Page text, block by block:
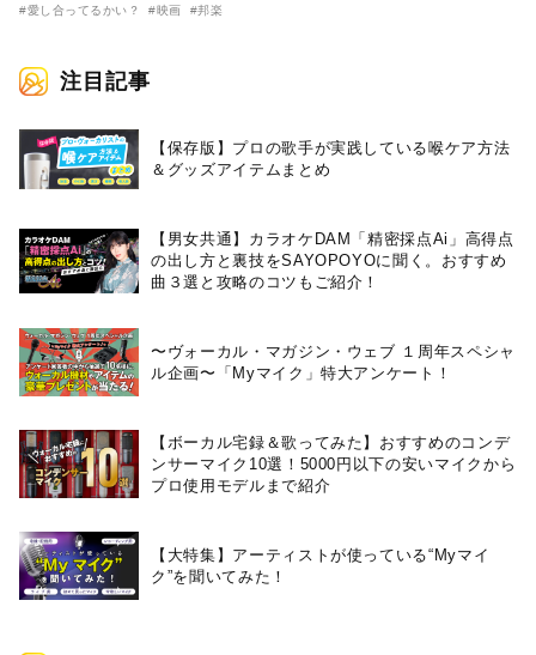
に解禁！ キヨシロー関連商品も
#愛し合ってるかい？
#映画 #邦楽
注目記事
【保存版】プロの歌手が実践している喉ケア⽅法
＆グッズアイテムまとめ
【男女共通】カラオケDAM「精密採点Ai」高得点
の出し方と裏技をSAYOPOYOに聞く。おすすめ
曲３選と攻略のコツもご紹介！
〜ヴォーカル・マガジン・ウェブ １周年スペシャ
ル企画〜「Myマイク」特大アンケート！
【ボーカル宅録＆歌ってみた】おすすめのコンデ
ンサーマイク10選！5000円以下の安いマイクから
プロ使用モデルまで紹介
【大特集】アーティストが使っている“Myマイ
ク”を聞いてみた！